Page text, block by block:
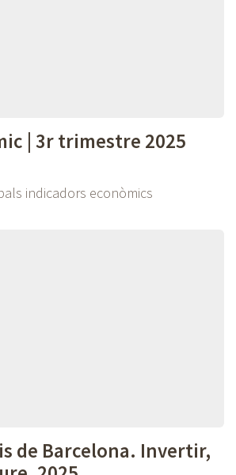
| 3r trimestre 2025
indicadors econòmics
de Barcelona. Invertir,